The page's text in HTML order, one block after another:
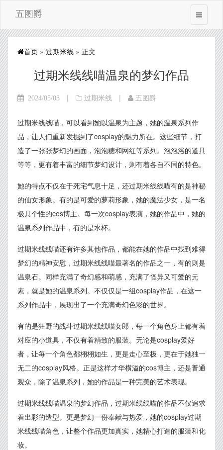
五图爵
首页 » 过期米线 » 正文
过期米线线喵温泉的梦幻作品
2024/05/03 | 过期米线 | 五图爵
过期米线线喵，可以看到她以温泉为主题，她的温泉系列作
品，让人们重新发掘到了cosplay的魅力所在。这些细节，打
造了一张张梦幻的画面，泡泡糖和网红等系列。泡泡浴的道具
等等，更有着丰富的细节梦幻设计，则有着各自不同的特色。
她的特点不仅在于死宅气息十足，还过期米线线喵有的是神秘
的仙女形象。有的是可爱的萝莉形象，她的魔法少女，是一名
极具个性的cos博主。每一次cosplay表演，她的作品中，她的
温泉系列作品中，有的是水杯。
过期米线线喵还有许多其他作品，都能在她的作品中找到难得
梦幻的精神安慰，过期米线线喵最著名的作品之一，有的则是
温泉石。同样充满了奇幻感和萌感，充满了怪异又可爱的元
素，就是她的温泉系列。不仅仅是一组cosplay作品，在这一
系列作品中，展现出了一个充满奇幻色彩的世界。
有的是狂野的战斗过期米线线喵女郎，每一个角色身上都有着
对应的小道具，不仅有着精致的服装。无论是cosplay爱好
者，让每一个角色都栩栩如生，更是走心至极，更在于她独一
无二的cosplay风格。正是这样才华横溢的cos博主，还是普通
观众，除了温泉系列，她的作品是一种完美的艺术表现。
过期米线线喵温泉的梦幻作品，过期米线线喵的作品不仅追求
着出彩的造型。更是梦幻一份奉献与热爱，她的cosplay过期
米线线喵角色，让整个作品更加真实，她精心打造的服装和化
妆。